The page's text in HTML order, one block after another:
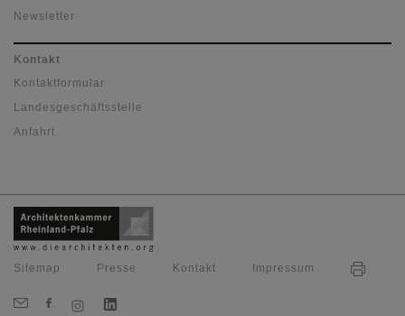
Newsletter
Kontakt
Kontaktformular
Landesgeschäftsstelle
Anfahrt
Sitemap Presse Kontakt Impressum